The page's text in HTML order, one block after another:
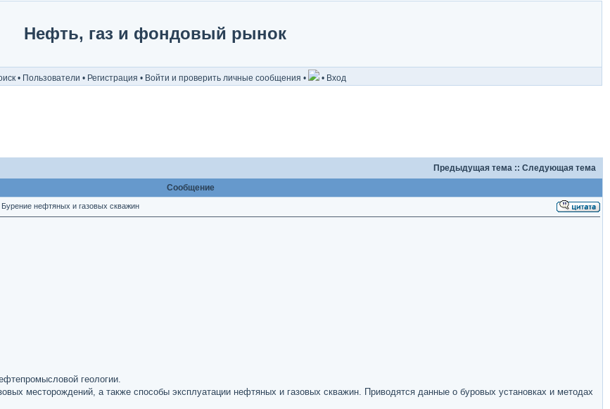
Нефть, газ и фондовый рынок
• Пользователи • Регистрация • Войти и проверить личные сообщения • • Вход
Предыдущая тема :: Следующая тема
Сообщение
нефтяных и газовых скважин
геологии.
месторождений, а также способы эксплуатации нефтяных и газовых скважин. Приводятся данные о буровых установках и методах